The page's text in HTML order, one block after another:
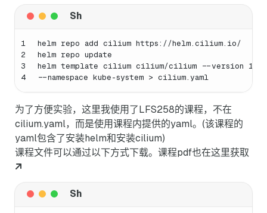
1
2
3
4
helm repo add cilium https://helm.cilium.io/
helm repo update
helm template cilium cilium/cilium --version
--namespace kube-system > cilium.yaml
为了方便实验，这里我使用了LFS258的课程，不在
cilium.yaml，而是使用课程内提供的yaml。(该课程的
yaml包含了安装helm和安装cilium)
课程文件可以通过以下方式下载。课程pdf也在这里获取